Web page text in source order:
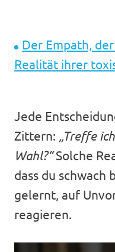
Der Empath,
Realität ihrer
Jede
Zittern: „Treffe
Wahl?“Solche
dass du schwach
gelernt, auf
reagieren.